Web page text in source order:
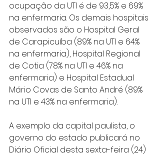
ocupação da UTI é de 93,5% e 69%
na enfermaria. Os demais hospitais
observados são o Hospital Geral
de Carapicuíba (89% na UTI e 64%
na enfermaria), Hospital Regional
de Cotia (78% na UTI e 46% na
enfermaria) e Hospital Estadual
Mário Covas de Santo André (89%
na UTI e 43% na enfermaria).
A exemplo da capital paulista, o
governo do estado publicará no
Diário Oficial desta sexta-feira (24)